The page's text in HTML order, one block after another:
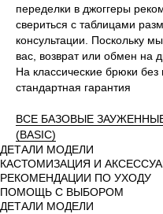
переделки в джоггеры
свериться с таблицами
консультации. Поскольку
вас, возврат или обмен на
На классические брюки
стандартная гарантия
ВСЕ БАЗОВЫЕ
(BASIC)
ДЕТАЛИ МОДЕЛИ
КАСТОМИЗАЦИЯ И
РЕКОМЕНДАЦИИ ПО УХОДУ
ПОМОЩЬ С ВЫБОРОМ
ДЕТАЛИ МОДЕЛИ